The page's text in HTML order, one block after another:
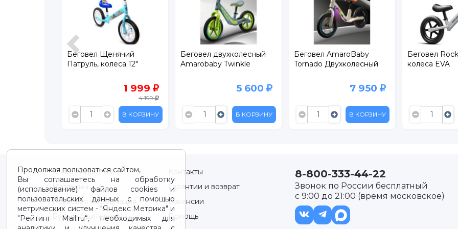
В КОРЗИНУ
Беговел двухколесный
Amarobaby Twinkle
5 600
В КОРЗИНУ
Беговел AmaroBaby
Tornado Двухколесный
7 950
В КОРЗИНУ
Беговел Rocket 12",
колеса EVA
1 599
В КОРЗИНУ
Продолжая пользоваться сайтом,
Вы соглашаетесь на обработку
(использование) файлов cookies и
пользовательских данных с помощью
метрических систем - "Яндекс Метрика" и
"Рейтинг Mail.ru“, необходимых для
О нас / About us
Контакты
Магазины
Гарантии и возврат
Правовая информация
Вакансии
Будьте бдительны!
Помощь
8-800-333-44-22
Звонок по России бесплатный
с 9:00 до 21:00 (время московское)